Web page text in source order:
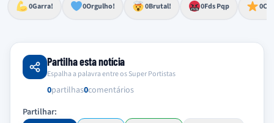
0Garra! 0Orgulho! 0Brutal! 0Fds Pqp 0
Partilha esta notícia
Espalha a palavra entre os Super Portistas
0partilhas0comentários
Partilhar: